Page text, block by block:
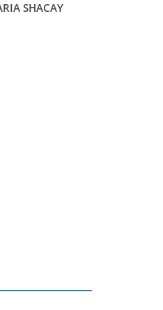
SHACAY